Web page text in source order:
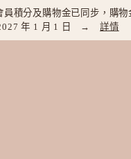
員積分及購物金已同步，購物
2027 年 1 月 1 日 →詳情